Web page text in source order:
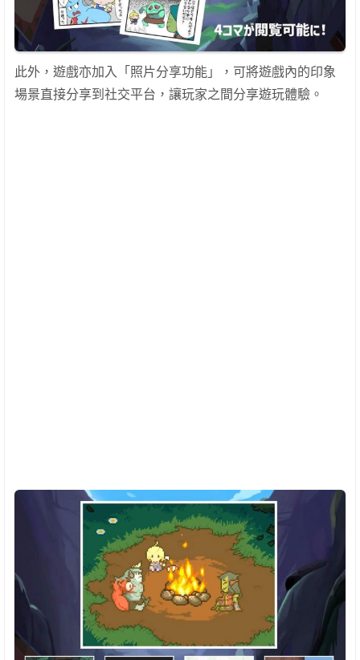
此外，遊戲亦加入「照片分享功能」，可將遊戲內的印象
場景直接分享到社交平台，讓玩家之間分享遊玩體驗。